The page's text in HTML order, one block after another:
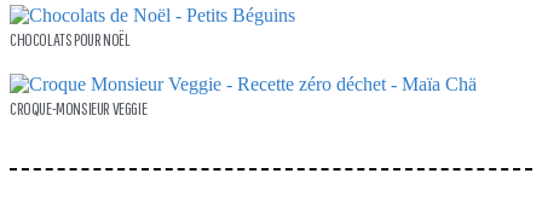
CHOCOLATS POUR NOËL
CROQUE-MONSIEUR VEGGIE